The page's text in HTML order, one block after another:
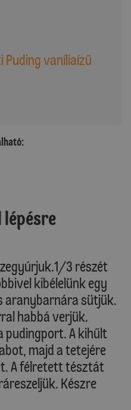
Puding vaníliaízű
lépésre
3 részét
kibélelünk egy
aranybarnára sütjük.
habbá verjük.
pudingport. A kihűlt
majd a tetejére
A félretett tésztát
Készre